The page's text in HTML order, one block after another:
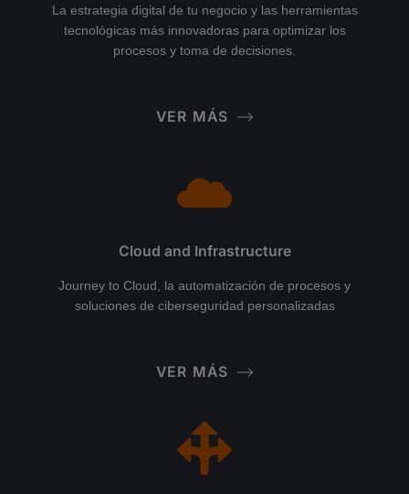
La estrategia digital de tu negocio y las herramientas
tecnológicas más innovadoras para optimizar los
procesos y toma de decisiones.
VER MÁS
Cloud and Infrastructure
Journey to Cloud, la automatización de procesos y
soluciones de ciberseguridad personalizadas
VER MÁS